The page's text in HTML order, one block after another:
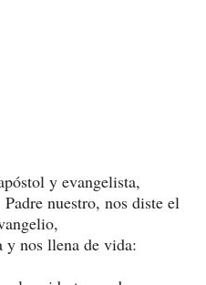
y evangelista,
nuestro, nos diste el
y nos llena de vida: